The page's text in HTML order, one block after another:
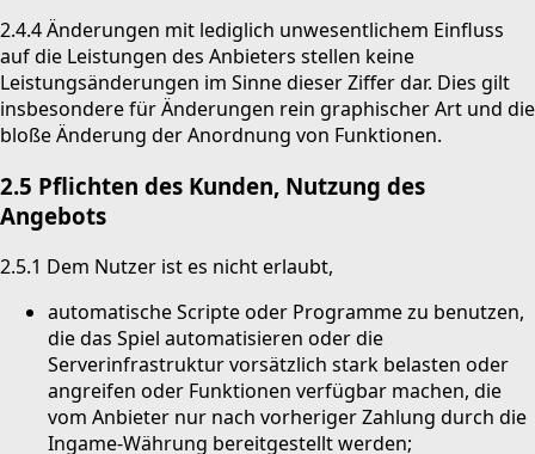
2.4.4 Änderungen mit lediglich unwesentlichem Einfluss
auf die Leistungen des Anbieters stellen keine
Leistungsänderungen im Sinne dieser Ziffer dar. Dies gilt
insbesondere für Änderungen rein graphischer Art und die
bloße Änderung der Anordnung von Funktionen.
2.5 Pflichten des Kunden, Nutzung des
Angebots
2.5.1 Dem Nutzer ist es nicht erlaubt,
automatische Scripte oder Programme zu benutzen,
die das Spiel automatisieren oder die
Serverinfrastruktur vorsätzlich stark belasten oder
angreifen oder Funktionen verfügbar machen, die
vom Anbieter nur nach vorheriger Zahlung durch die
Ingame-Währung bereitgestellt werden;